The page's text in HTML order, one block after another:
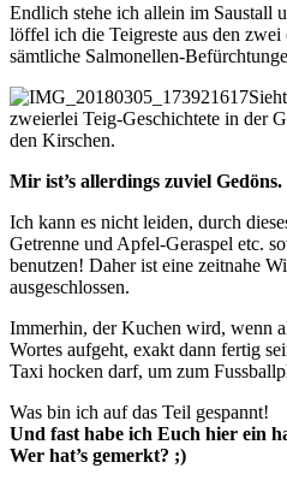
Endlich stehe ich allein im Saustall
löffel ich die Teigreste aus den
sämtliche Salmonellen-
zweierlei Teig-Geschichtete in der
den Kirschen.
Mir ist’s allerdings zuviel Gedöns.
Ich kann es nicht leiden, durch
Getrenne und Apfel-Geraspel etc.
benutzen! Daher ist eine zeitnahe
ausgeschlossen.
Immerhin, der Kuchen wird, wenn
Wortes aufgeht, exakt dann fertig
Taxi hocken darf, um zum
Was bin ich auf das Teil gespannt!
Und fast habe ich Euch hier ein
Wer hat’s gemerkt? ;)